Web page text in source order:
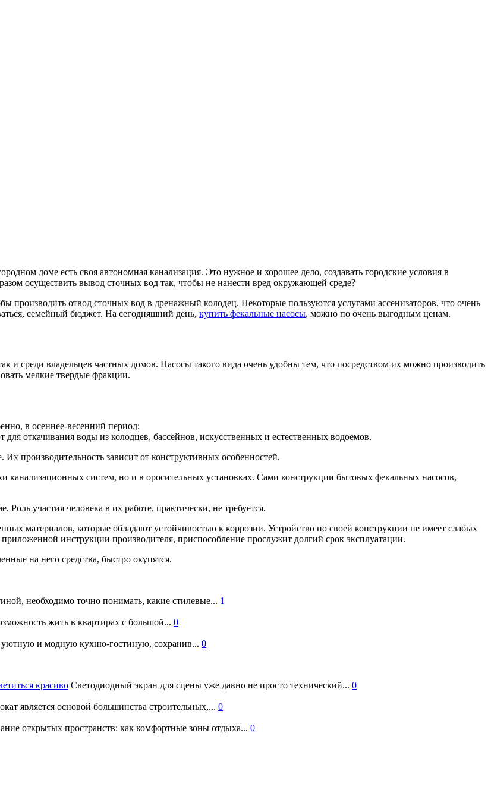
доме есть своя автономная канализация. Это нужное и хорошее дело, создавать городские условия в
осуществить вывод сточных вод так, чтобы не нанести вред окружающей среде?
отвод сточных вод в дренажный колодец. Некоторые пользуются услугами ассенизаторов, что очень
семейный бюджет. На сегодняшний день, купить фекальные насосы, можно по очень выгодным ценам.
среди владельцев частных домов. Насосы такого вида очень удобны тем, что посредством их можно производить
мелкие твердые фракции.
в осеннее-весенний период;
откачивания воды из колодцев, бассейнов, искусственных и естественных водоемов.
производительность зависит от конструктивных особенностей.
канализационных систем, но и в оросительных установках. Сами конструкции бытовых фекальных насосов,
Роль участия человека в их работе, практически, не требуется.
материалов, которые обладают устойчивостью к коррозии. Устройство по своей конструкции не имеет слабых
инструкции производителя, приспособление прослужит долгий срок эксплуатации.
на него средства, быстро окупятся.
необходимо точно понимать, какие стилевые... 1
жить в квартирах с большой... 0
уютную и модную кухню-гостиную, сохранив... 0
красиво Светодиодный экран для сцены уже давно не просто технический... 0
является основой большинства строительных,... 0
открытых пространств: как комфортные зоны отдыха... 0